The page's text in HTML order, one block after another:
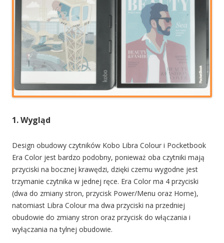
1. Wygląd
Design obudowy czytników Kobo Libra Colour i Pocketbook
Era Color jest bardzo podobny, ponieważ oba czytniki mają
przyciski na bocznej krawędzi, dzięki czemu wygodne jest
trzymanie czytnika w jednej ręce. Era Color ma 4 przyciski
(dwa do zmiany stron, przycisk Power/Menu oraz Home),
natomiast Libra Colour ma dwa przyciski na przedniej
obudowie do zmiany stron oraz przycisk do włączania i
wyłączania na tylnej obudowie.